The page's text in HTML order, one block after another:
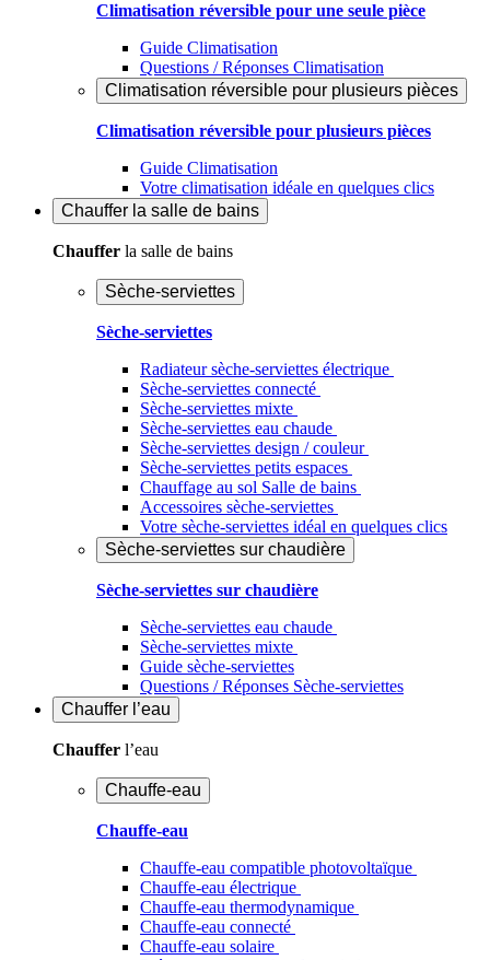
Climatisation réversible pour une seule pièce
Guide Climatisation
Questions / Réponses Climatisation
Climatisation réversible pour plusieurs pièces
Climatisation réversible pour plusieurs pièces
Guide Climatisation
Votre climatisation idéale en quelques clics
Chauffer la salle de bains
Chauffer la salle de bains
Sèche-serviettes
Sèche-serviettes
Radiateur sèche-serviettes électrique
Sèche-serviettes connecté
Sèche-serviettes mixte
Sèche-serviettes eau chaude
Sèche-serviettes design / couleur
Sèche-serviettes petits espaces
Chauffage au sol Salle de bains
Accessoires sèche-serviettes
Votre sèche-serviettes idéal en quelques clics
Sèche-serviettes sur chaudière
Sèche-serviettes sur chaudière
Sèche-serviettes eau chaude
Sèche-serviettes mixte
Guide sèche-serviettes
Questions / Réponses Sèche-serviettes
Chauffer l’eau
Chauffer l’eau
Chauffe-eau
Chauffe-eau
Chauffe-eau compatible photovoltaïque
Chauffe-eau électrique
Chauffe-eau thermodynamique
Chauffe-eau connecté
Chauffe-eau solaire